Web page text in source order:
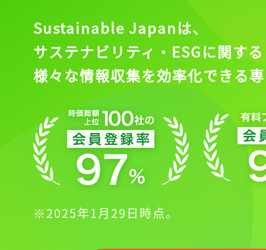
Sustainable Japanは、
サステナビリティ・ESGに関する
様々な情報収集を効率化できる
※2025年1月29日時点。